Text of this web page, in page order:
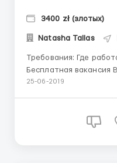
3400 zł (злотых)
Natasha Tallas
Требования: Где работать? Условия работы:
Бесплатная вакансия Возле Катовице ЗП : 13 злотых
нетто / час 1 бесплатный обед при работе более 10
25-06-2019